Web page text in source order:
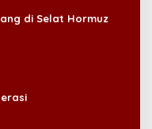
di Selat Hormuz